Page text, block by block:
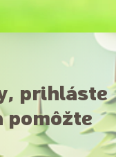
prihláste
pomôžte